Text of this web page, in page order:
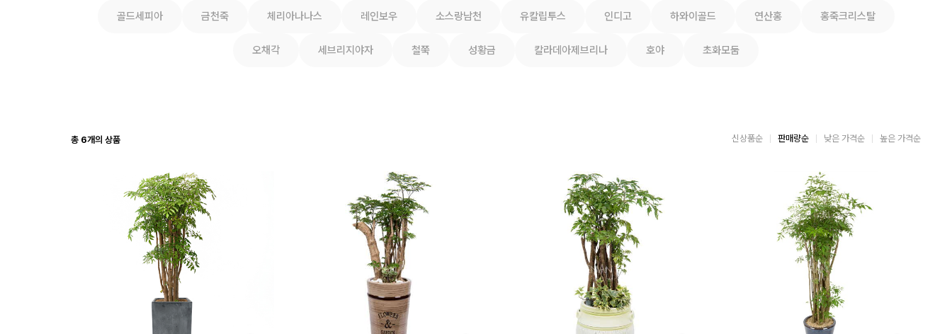
골드세피아 금천죽 체리아나나스 레인보우 소스랑남천 유칼립투스 인디고 하와이골드 연산홍 홍죽크리스탈
오채각 세브리지야자 철쭉 성황금 칼라데아제브리나 호야 초화모둠
총 6개의 상품 신상품순 판매량순 낮은 가격순 높은 가격순